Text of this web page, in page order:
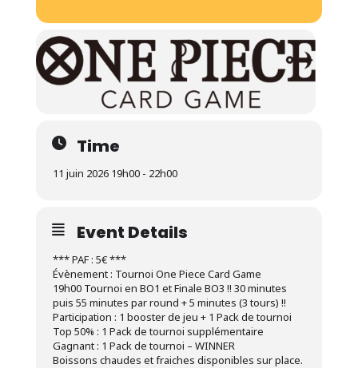
Time
11 juin 2026 19h00 - 22h00
Event Details
*** PAF : 5€ ***
Évènement : Tournoi One Piece Card Game
19h00 Tournoi en BO1 et Finale BO3 !! 30 minutes
puis 55 minutes par round + 5 minutes (3 tours) !!
Participation : 1 booster de jeu + 1 Pack de tournoi
Top 50% : 1 Pack de tournoi supplémentaire
Gagnant : 1 Pack de tournoi – WINNER
Boissons chaudes et fraiches disponibles sur place.